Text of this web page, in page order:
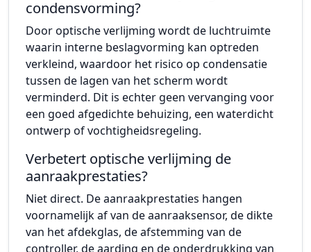
condensvorming?
Door optische verlijming wordt de luchtruimte
waarin interne beslagvorming kan optreden
verkleind, waardoor het risico op condensatie
tussen de lagen van het scherm wordt
verminderd. Dit is echter geen vervanging voor
een goed afgedichte behuizing, een waterdicht
ontwerp of vochtigheidsregeling.
Verbetert optische verlijming de
aanraakprestaties?
Niet direct. De aanraakprestaties hangen
voornamelijk af van de aanraaksensor, de dikte
van het afdekglas, de afstemming van de
controller, de aarding en de onderdrukking van